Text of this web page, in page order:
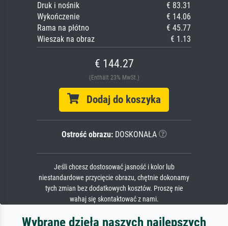
Druk i nośnik
€ 83.31
Wykończenie
€ 14.06
Rama na płótno
€ 45.77
Wieszak na obraz
€ 1.13
€ 144.27
(Enthält 23% MwSt.)
Dodaj do koszyka
Ostrość obrazu:DOSKONAŁA
Jeśli chcesz dostosować jasność i kolor lub
niestandardowe przycięcie obrazu, chętnie dokonamy
tych zmian bez dodatkowych kosztów. Proszę nie
wahaj się skontaktować z nami.
Wybrane dzieła naszych najlepszych